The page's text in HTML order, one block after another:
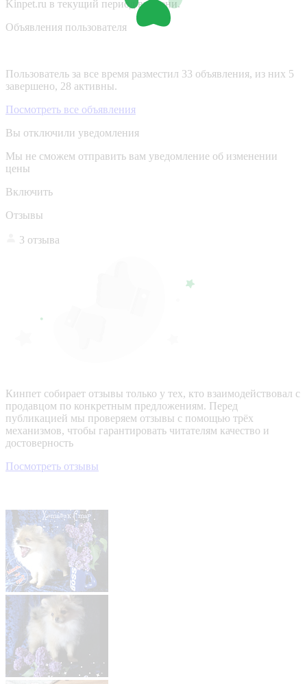
Kinpet.ru в текущий период времени.
Объявления пользователя
Пользователь за все время разместил 33 объявления, из них 5
завершено, 28 активны.
Посмотреть все объявления
Вы отключили уведомления
Мы не сможем отправить вам уведомление об изменении
цены
Включить
Отзывы
3 отзыва
Кинпет собирает отзывы только у тех, кто взаимодействовал с
продавцом по конкретным предложениям. Перед
публикацией мы проверяем отзывы с помощью трёх
механизмов, чтобы гарантировать читателям качество и
достоверность
Посмотреть отзывы